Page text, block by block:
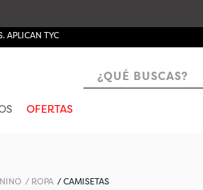
APLICAN TYC
¿QUÉ BUSCAS?
OFERTAS
NINO ROPA CAMISETAS